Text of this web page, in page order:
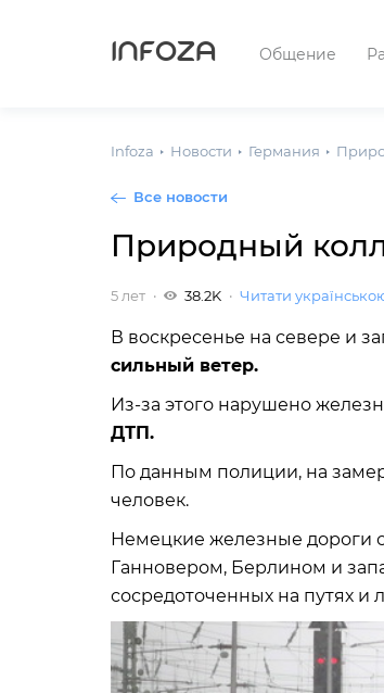
INFOZA Общение
Infoza Новости Германия
Все новости
Природный
5 лет 38.2K Читати
В воскресенье на севере и
сильный ветер.
Из-за этого нарушено
ДТП.
По данным полиции, на
человек.
Немецкие железные дороги
Ганновером, Берлином и
сосредоточенных на путях и